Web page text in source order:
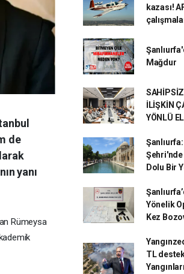
de
yanı
Rümeysa
kazası!
Mağdur
İLİŞKİN
YÖNLÜ
Dolu Bir
Yönelik
Kez
TL